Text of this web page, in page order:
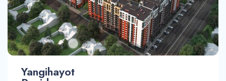
Yangihayot